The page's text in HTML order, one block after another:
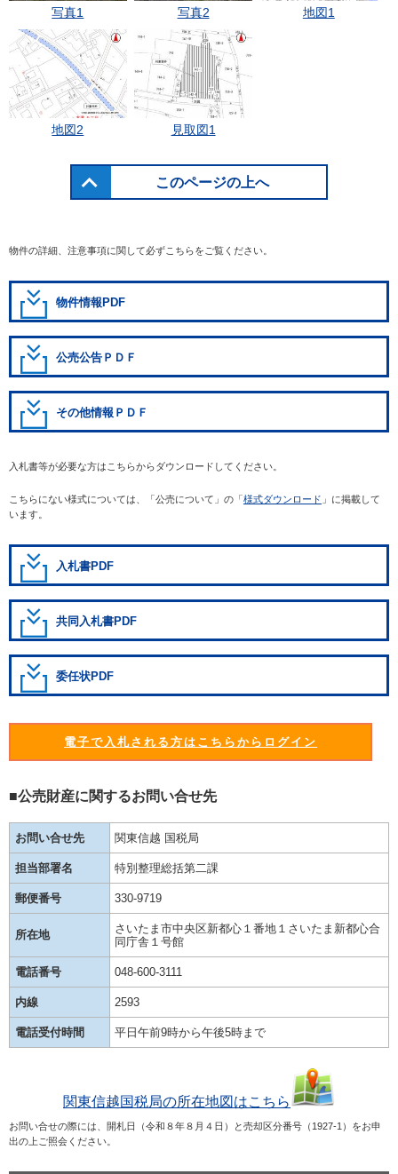
写真1 写真2 地図1
地図2 見取図1
このページの上へ
物件の詳細、注意事項に関して必ずこちらをご覧ください。
物件情報PDF
公売公告ＰＤＦ
その他情報ＰＤＦ
入札書等が必要な方はこちらからダウンロードしてください。
こちらにない様式については、「公売について」の「様式ダウンロード 」に掲載して
います。
入札書PDF
共同入札書PDF
委任状PDF
電子で入札される方はこちらからログイン
■公売財産に関するお問い合せ先
お問い合せ先 関東信越 国税局
担当部署名 特別整理総括第二課
郵便番号 330-9719
所在地
さいたま市中央区新都心１番地１さいたま新都心合
同庁舎１号館
電話番号 048-600-3111
内線 2593
電話受付時間 平日午前9時から午後5時まで
関東信越国税局の所在地図はこちら
お問い合せの際には、開札日（令和８年８月４日）と売却区分番号（1927-1）をお申
出の上ご照会ください。